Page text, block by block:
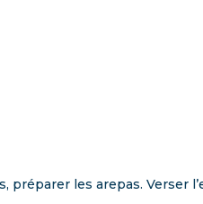
préparer les arepas. Verser